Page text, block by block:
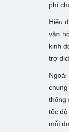
phí
Hiểu
văn
kinh
trợ
thông
tốc
mỗi